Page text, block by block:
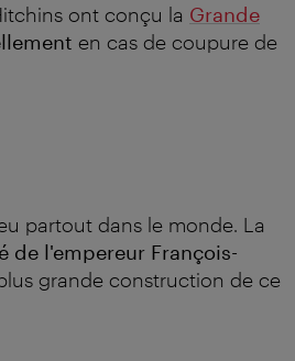
ont conçu la Grande
en cas de coupure de
partout dans le monde. La
de l'empereur François-
grande construction de ce